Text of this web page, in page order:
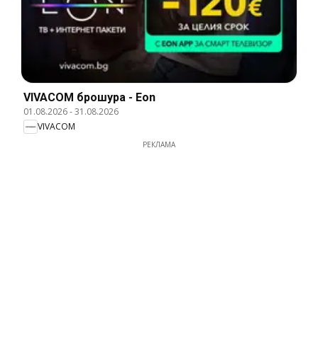
VIVACOM брошура - Eon
01.08.2026-31.08.2026
VIVACOM
РЕКЛАМА